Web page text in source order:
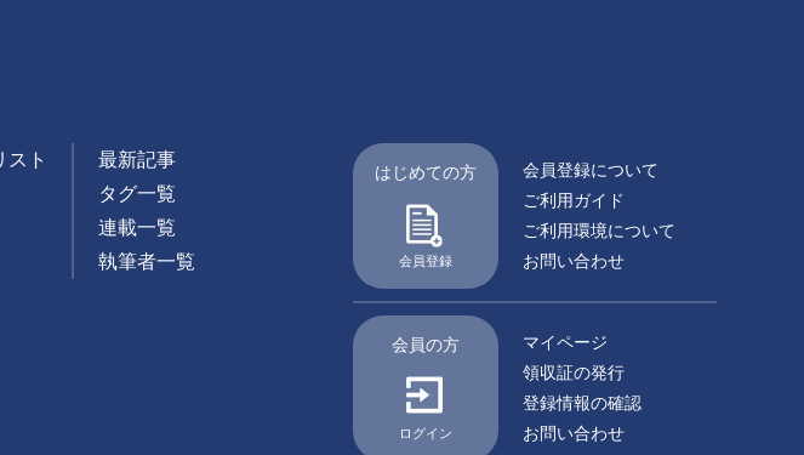
スト
最新記事
タグ一覧
連載一覧
執筆者一覧
はじめての方
会員登録
会員登録について
ご利用ガイド
ご利用環境について
お問い合わせ
会員の方
ログイン
マイページ
領収証の発行
登録情報の確認
お問い合わせ